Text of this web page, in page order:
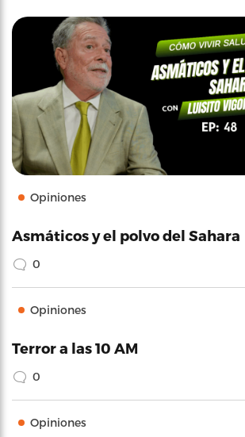
Opiniones
Asmáticos y el polvo del Sahara
0
Opiniones
Terror a las 10 AM
0
Opiniones